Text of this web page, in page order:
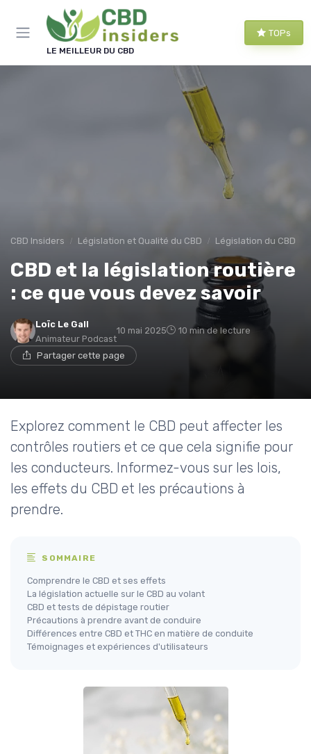
LE MEILLEUR DU CBD
TOPs
CBD Insiders Législation et Qualité du CBD Législation du CBD
CBD et la législation routière
: ce que vous devez savoir
Loïc Le Gall
Animateur Podcast
10 mai 2025 10 min de lecture
Partager cette page
Explorez comment le CBD peut affecter les
contrôles routiers et ce que cela signifie pour
les conducteurs. Informez-vous sur les lois,
les effets du CBD et les précautions à
prendre.
SOMMAIRE
Comprendre le CBD et ses effets
La législation actuelle sur le CBD au volant
CBD et tests de dépistage routier
Précautions à prendre avant de conduire
Différences entre CBD et THC en matière de conduite
Témoignages et expériences d'utilisateurs
Panneau de gestion des cookies